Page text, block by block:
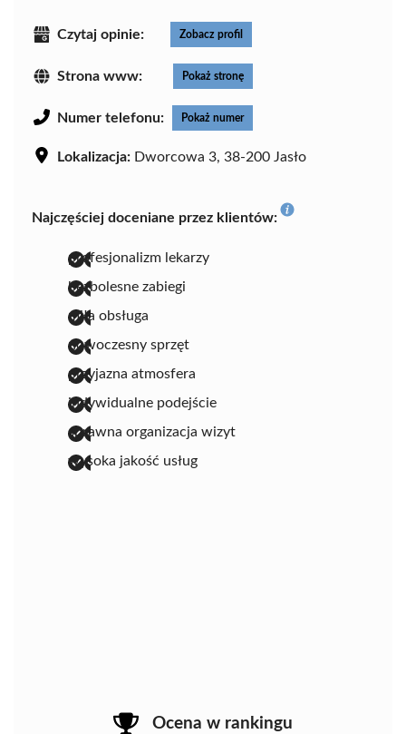
Czytaj opinie: Zobacz profil
Strona www: Pokaż stronę
Numer telefonu: Pokaż numer
Lokalizacja: Dworcowa 3, 38-200 Jasło
Najczęściej doceniane przez klientów:
profesjonalizm lekarzy
bezbolesne zabiegi
miła obsługa
nowoczesny sprzęt
przyjazna atmosfera
indywidualne podejście
sprawna organizacja wizyt
wysoka jakość usług
Ocena w rankingu